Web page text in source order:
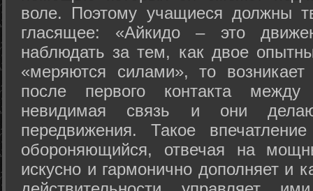
воле. Поэтому учащиеся должны
гласящее: «Айкидо – это
наблюдать за тем, как двое
«меряются силами», то возникает
после первого контакта
невидимая связь и они
передвижения. Такое
обороняющийся, отвечая на
искусно и гармонично дополняет и